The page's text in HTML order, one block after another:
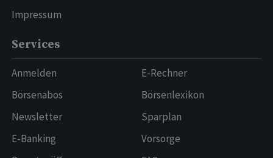
Impressum
Services
Anmelden
Börsenabos
Newsletter
E-Banking
E-Rechner
Börsenlexikon
Sparplan
Vorsorge